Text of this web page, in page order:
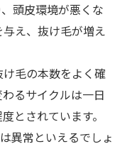
頭皮環境が悪くな
え、抜け毛が増え
毛の本数をよく確
るサイクルは一日
とされています。
異常といえるでしょ